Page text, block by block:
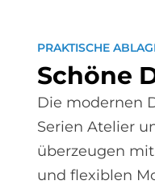
PRAKTISCHE
Schö­ne
Die modernen
Serien Atelier
überzeugen
und flexiblen